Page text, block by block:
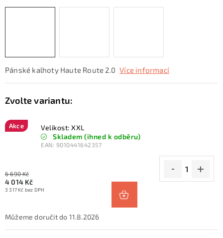
CYKLO Servis
Pánské kalhoty Haute Route 2.0 Více informací
Akce
Velikost: XXL
Skladem (ihned k odběru)
EAN: 9010441642357
6 690 Kč
4 014 Kč
3 317 Kč bez DPH
11.8.2026